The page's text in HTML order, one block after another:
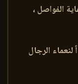
الفواصل ،
الرجال